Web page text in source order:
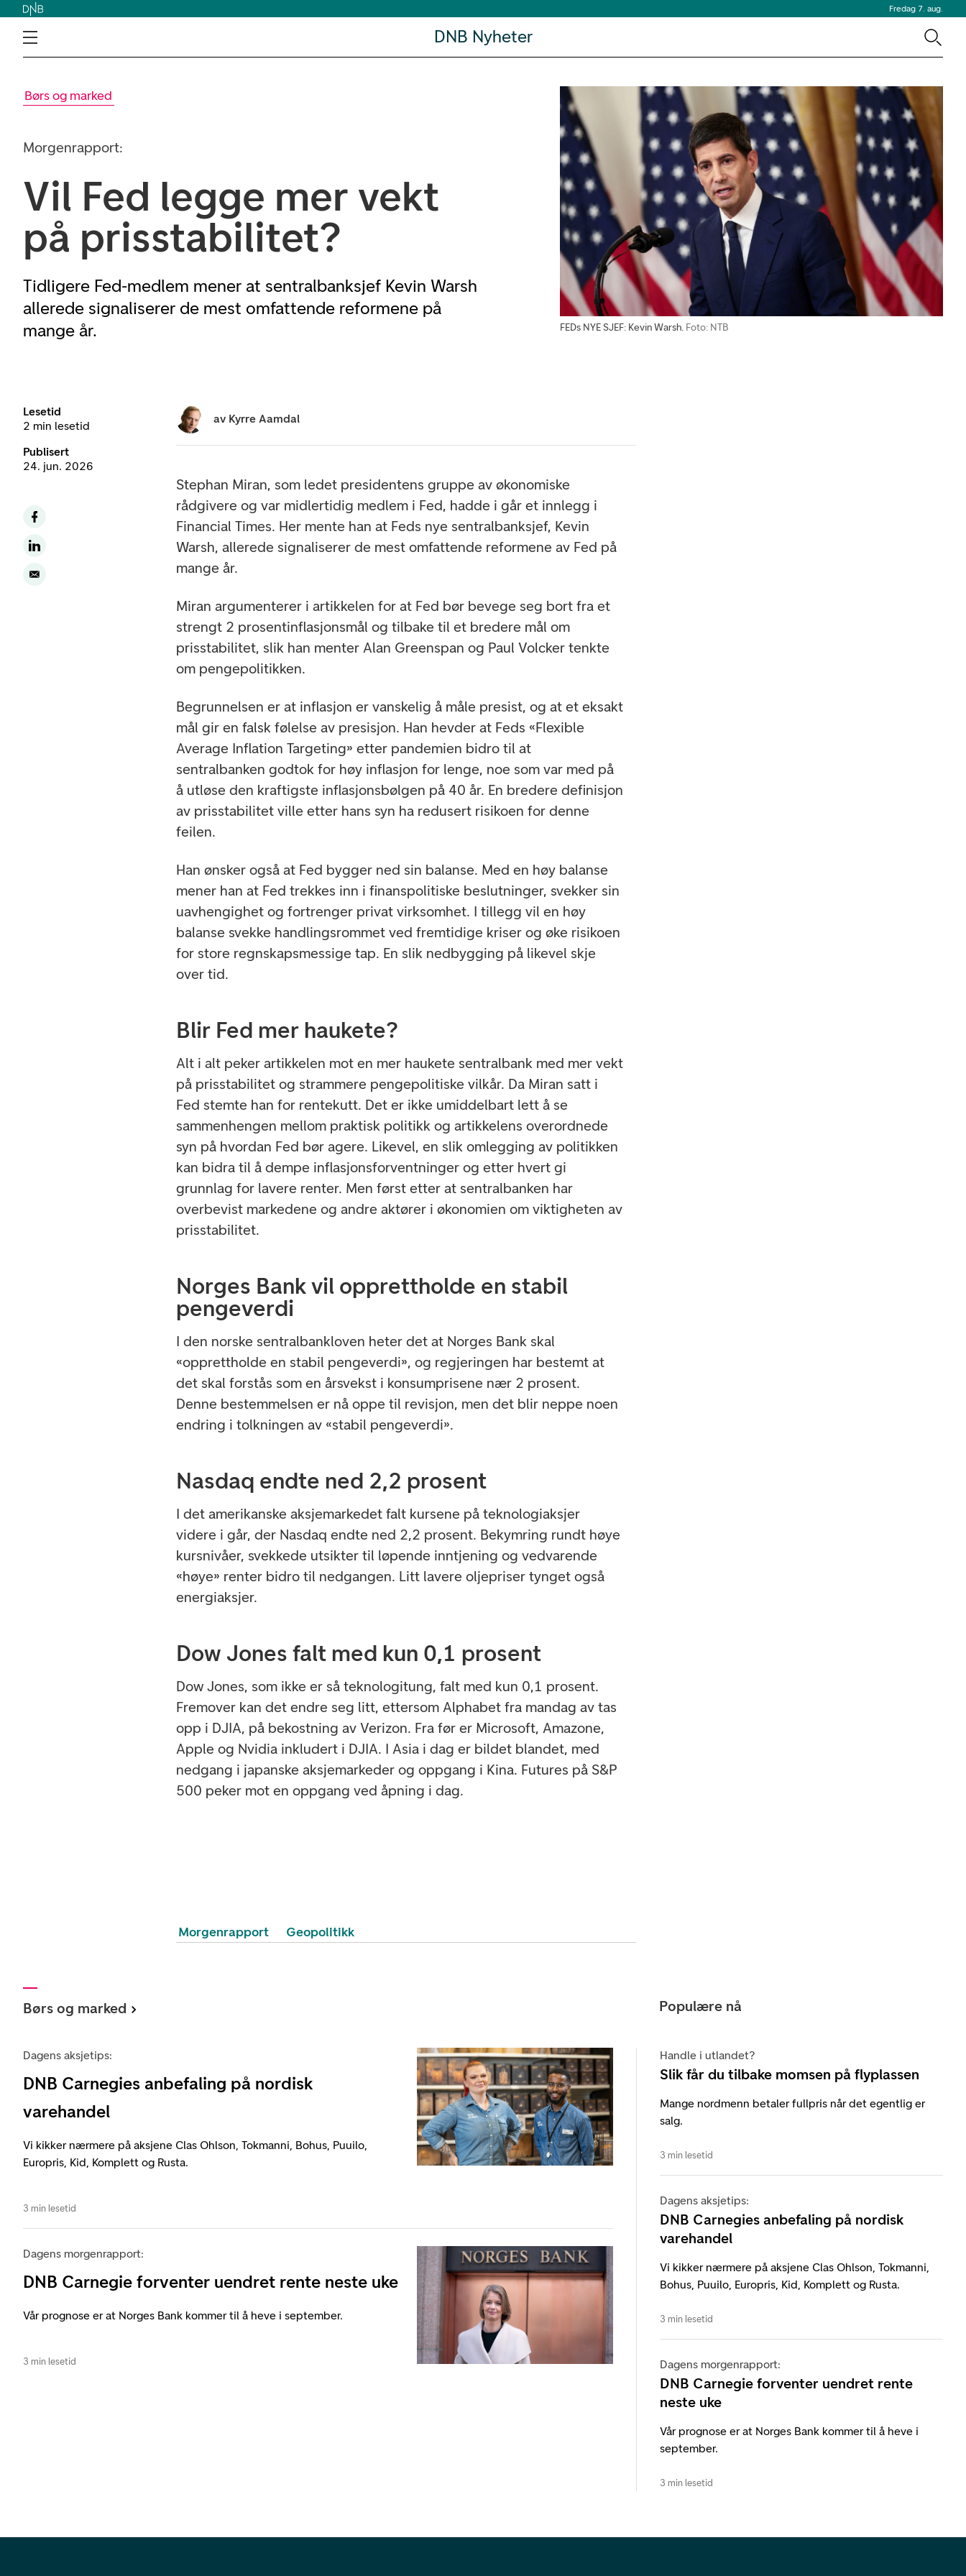
Fredag 7. aug.
DNB Nyheter
Børs og marked
Morgenrapport:
Vil Fed legge mer vekt
på prisstabilitet?
Tidligere Fed-medlem mener at sentralbanksjef Kevin Warsh
allerede signaliserer de mest omfattende reformene på
mange år.
FEDs NYE SJEF: Kevin Warsh. Foto: NTB
Lesetid
2 min lesetid
Publisert
24. jun. 2026
av Kyrre Aamdal
Stephan Miran, som ledet presidentens gruppe av økonomiske
rådgivere og var midlertidig medlem i Fed, hadde i går et innlegg i
Financial Times. Her mente han at Feds nye sentralbanksjef, Kevin
Warsh, allerede signaliserer de mest omfattende reformene av Fed på
mange år.
Miran argumenterer i artikkelen for at Fed bør bevege seg bort fra et
strengt 2 prosentinflasjonsmål og tilbake til et bredere mål om
prisstabilitet, slik han menter Alan Greenspan og Paul Volcker tenkte
om pengepolitikken.
Begrunnelsen er at inflasjon er vanskelig å måle presist, og at et eksakt
mål gir en falsk følelse av presisjon. Han hevder at Feds «Flexible
Average Inflation Targeting» etter pandemien bidro til at
sentralbanken godtok for høy inflasjon for lenge, noe som var med på
å utløse den kraftigste inflasjonsbølgen på 40 år. En bredere definisjon
av prisstabilitet ville etter hans syn ha redusert risikoen for denne
feilen.
Han ønsker også at Fed bygger ned sin balanse. Med en høy balanse
mener han at Fed trekkes inn i finanspolitiske beslutninger, svekker sin
uavhengighet og fortrenger privat virksomhet. I tillegg vil en høy
balanse svekke handlingsrommet ved fremtidige kriser og øke risikoen
for store regnskapsmessige tap. En slik nedbygging på likevel skje
over tid.
Blir Fed mer haukete?
Alt i alt peker artikkelen mot en mer haukete sentralbank med mer vekt
på prisstabilitet og strammere pengepolitiske vilkår. Da Miran satt i
Fed stemte han for rentekutt. Det er ikke umiddelbart lett å se
sammenhengen mellom praktisk politikk og artikkelens overordnede
syn på hvordan Fed bør agere. Likevel, en slik omlegging av politikken
kan bidra til å dempe inflasjonsforventninger og etter hvert gi
grunnlag for lavere renter. Men først etter at sentralbanken har
overbevist markedene og andre aktører i økonomien om viktigheten av
prisstabilitet.
Norges Bank vil opprettholde en stabil
pengeverdi
I den norske sentralbankloven heter det at Norges Bank skal
«opprettholde en stabil pengeverdi», og regjeringen har bestemt at
det skal forstås som en årsvekst i konsumprisene nær 2 prosent.
Denne bestemmelsen er nå oppe til revisjon, men det blir neppe noen
endring i tolkningen av «stabil pengeverdi».
Nasdaq endte ned 2,2 prosent
I det amerikanske aksjemarkedet falt kursene på teknologiaksjer
videre i går, der Nasdaq endte ned 2,2 prosent. Bekymring rundt høye
kursnivåer, svekkede utsikter til løpende inntjening og vedvarende
«høye» renter bidro til nedgangen. Litt lavere oljepriser tynget også
energiaksjer.
Dow Jones falt med kun 0,1 prosent
Dow Jones, som ikke er så teknologitung, falt med kun 0,1 prosent.
Fremover kan det endre seg litt, ettersom Alphabet fra mandag av tas
opp i DJIA, på bekostning av Verizon. Fra før er Microsoft, Amazone,
Apple og Nvidia inkludert i DJIA. I Asia i dag er bildet blandet, med
nedgang i japanske aksjemarkeder og oppgang i Kina. Futures på S&P
500 peker mot en oppgang ved åpning i dag.
Morgenrapport Geopolitikk
Børs og marked
Dagens aksjetips:
DNB Carnegies anbefaling på nordisk
varehandel
Vi kikker nærmere på aksjene Clas Ohlson, Tokmanni, Bohus, Puuilo,
Europris, Kid, Komplett og Rusta.
3 min lesetid
Dagens morgenrapport:
DNB Carnegie forventer uendret rente neste uke
Vår prognose er at Norges Bank kommer til å heve i september.
3 min lesetid
Populære nå
Handle i utlandet?
Slik får du tilbake momsen på flyplassen
Mange nordmenn betaler fullpris når det egentlig er
salg.
3 min lesetid
Dagens aksjetips:
DNB Carnegies anbefaling på nordisk
varehandel
Vi kikker nærmere på aksjene Clas Ohlson, Tokmanni,
Bohus, Puuilo, Europris, Kid, Komplett og Rusta.
3 min lesetid
Dagens morgenrapport:
DNB Carnegie forventer uendret rente
neste uke
Vår prognose er at Norges Bank kommer til å heve i
september.
3 min lesetid